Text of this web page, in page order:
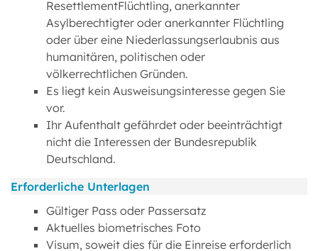
ResettlementFlüchtling, anerkannter
Asylberechtigter oder anerkannter Flüchtling
oder über eine Niederlassungserlaubnis aus
humanitären, politischen oder
völkerrechtlichen Gründen.
Es liegt kein Ausweisungsinteresse gegen Sie
vor.
Ihr Aufenthalt gefährdet oder beeinträchtigt
nicht die Interessen der Bundesrepublik
Deutschland.
Erforderliche Unterlagen
Gültiger Pass oder Passersatz
Aktuelles biometrisches Foto
Visum, soweit dies für die Einreise erforderlich